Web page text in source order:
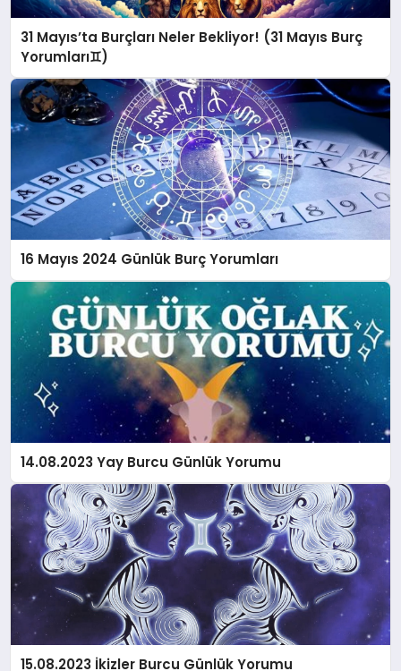
31 Mayıs’ta Burçları Neler Bekliyor! (31 Mayıs Burç
Yorumları♊️)
16 Mayıs 2024 Günlük Burç Yorumları
14.08.2023 Yay Burcu Günlük Yorumu
15.08.2023 İkizler Burcu Günlük Yorumu